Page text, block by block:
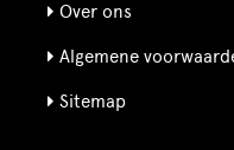
Over ons
Algemene
Sitemap